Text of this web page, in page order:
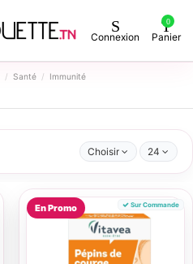
Connexion
0
Panier
Santé Immunité
Choisir 24
En Promo Sur Commande